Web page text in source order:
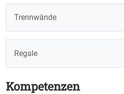
Trennwände
Regale
Kompetenzen